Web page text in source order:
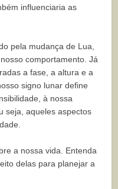
influenciaria as
pela mudança de Lua,
comportamento. Já
a fase, a altura e a
signo lunar define
à nossa
seja, aqueles aspectos
a nossa vida. Entenda
delas para planejar a